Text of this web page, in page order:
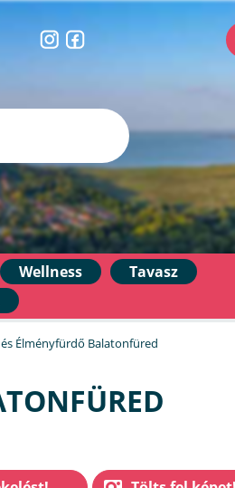
Wellness
Tavasz
Élményfürdő Balatonfüred